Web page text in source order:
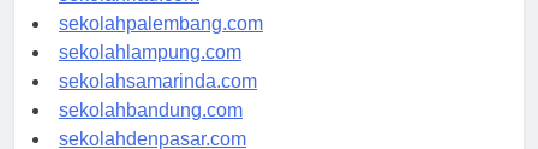
sekolahriau.com
sekolahpalembang.com
sekolahlampung.com
sekolahsamarinda.com
sekolahbandung.com